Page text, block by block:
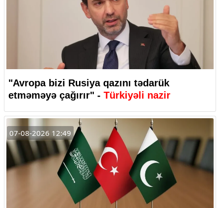
"Avropa bizi Rusiya qazını tədarük
etməməyə çağırır" - Türkiyəli nazir
07-08-2026 12:49